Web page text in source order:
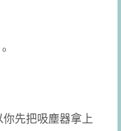
先把吸塵器拿上